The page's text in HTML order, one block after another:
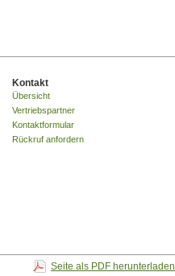
Kontakt
Übersicht
Vertriebspartner
Kontaktformular
Rückruf anfordern
Seite als PDF herunterladen